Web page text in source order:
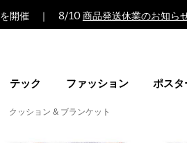
を開催 ｜ 8/10 商品発送休業のお知ら
テック ファッション ポスタ
クッション & ブランケット